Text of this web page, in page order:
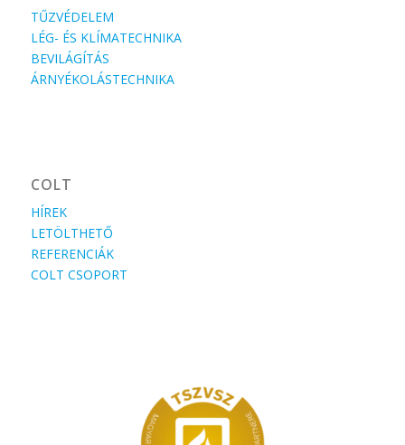
TŰZVÉDELEM
LÉG- ÉS KLÍMATECHNIKA
BEVILÁGÍTÁS
ÁRNYÉKOLÁSTECHNIKA
COLT
HÍREK
LETÖLTHETŐ
REFERENCIÁK
COLT CSOPORT